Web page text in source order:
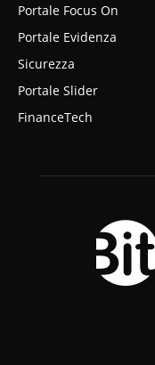
Portale Focus On
Portale Evidenza
Sicurezza
Portale Slider
FinanceTech